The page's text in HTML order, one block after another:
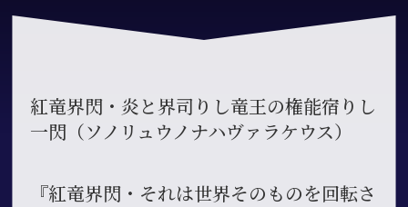
紅竜界閃・炎と界司りし竜王の権能宿りし
一閃（ソノリュウノナハヴァラケウス）
『紅竜界閃・それは世界そのものを回転さ